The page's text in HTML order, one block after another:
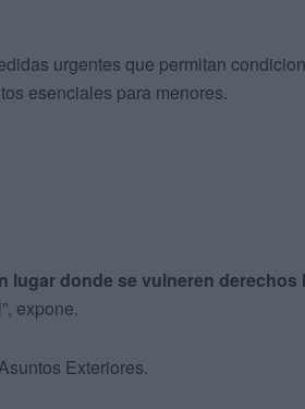
urgentes que permitan
esenciales para menores.
lugar donde se vulneren derechos
expone.
Exteriores.